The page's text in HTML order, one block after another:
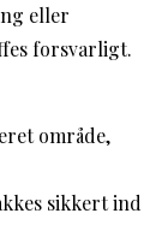
eller
forsvarligt.
område,
sikkert ind